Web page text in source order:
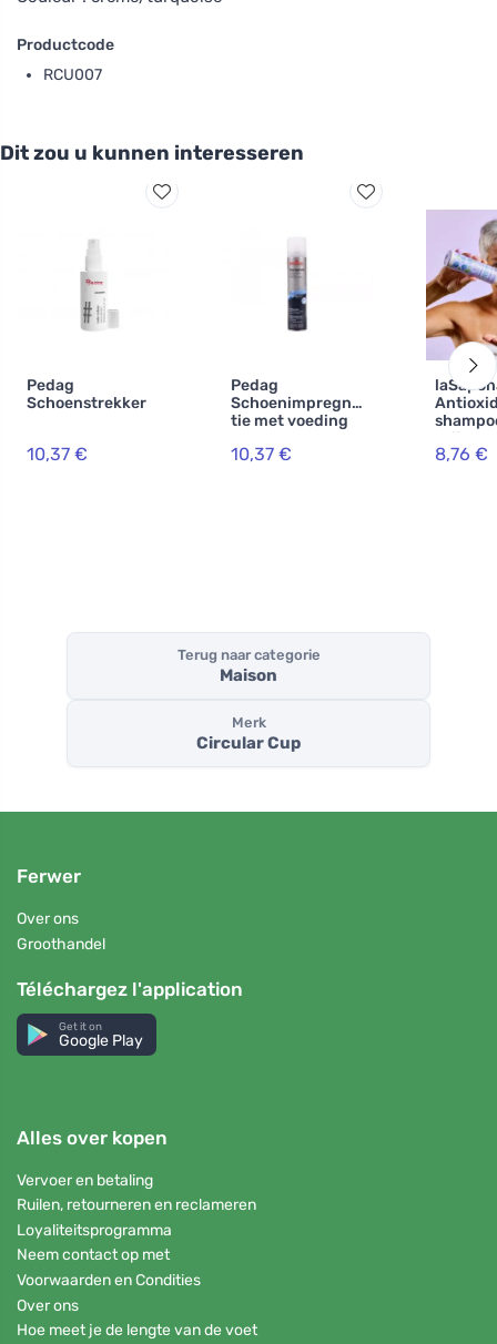
Productcode
RCU007
Dit zou u kunnen interesseren
Pedag
Schoenstrekker
10,37 €
Pedag
Schoenimpregna
tie met voeding
10,37 €
grijs
BIO
8,76 €
Terug naar categorie
Maison
Merk
Circular Cup
Ferwer
Over ons
Groothandel
Téléchargez l'application
Get it on
Google Play
Alles over kopen
Vervoer en betaling
Ruilen, retourneren en reclameren
Loyaliteitsprogramma
Neem contact op met
Voorwaarden en Condities
Over ons
Hoe meet je de lengte van de voet